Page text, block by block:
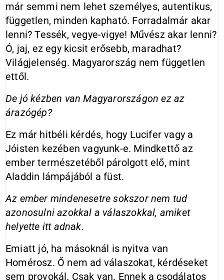
már semmi nem lehet személyes, autentikus,
független, minden kapható. Forradalmár akar
lenni? Tessék, vegye-vigye! Művész akar lenni?
Ó, jaj, ez egy kicsit erősebb, maradhat?
Világjelenség. Magyarország nem független
ettől.
De jó kézben van Magyarországon ez az
árazógép?
Ez már hitbéli kérdés, hogy Lucifer vagy a
Jóisten kezében vagyunk-e. Mindkettő az
ember természetéből párolgott elő, mint
Aladdin lámpájából a füst.
Az ember mindenesetre sokszor nem tud
azonosulni azokkal a válaszokkal, amiket
helyette itt adnak.
Emiatt jó, ha másoknál is nyitva van
Homérosz. Ő nem ad válaszokat, kérdéseket
sem provokál. Csak van. Ennek a csodálatos